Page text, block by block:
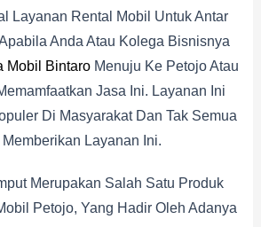
Layanan Rental Mobil Untuk Antar
Anda Atau Kolega Bisnisnya
Mobil Bintaro Menuju Ke Petojo Atau
Jasa Ini. Layanan Ini
Di Masyarakat Dan Tak Semua
Layanan Ini.
Merupakan Salah Satu Produk
Petojo, Yang Hadir Oleh Adanya